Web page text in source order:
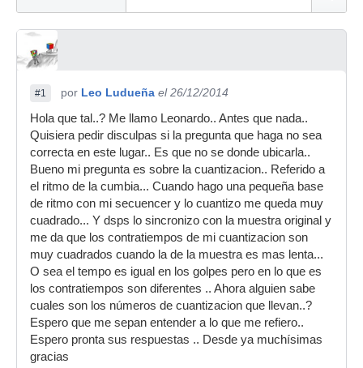
#1 por Leo Ludueña el 26/12/2014
Hola que tal..? Me llamo Leonardo.. Antes que nada..
Quisiera pedir disculpas si la pregunta que haga no sea
correcta en este lugar.. Es que no se donde ubicarla..
Bueno mi pregunta es sobre la cuantizacion.. Referido a
el ritmo de la cumbia... Cuando hago una pequeña base
de ritmo con mi secuencer y lo cuantizo me queda muy
cuadrado... Y dsps lo sincronizo con la muestra original y
me da que los contratiempos de mi cuantizacion son
muy cuadrados cuando la de la muestra es mas lenta...
O sea el tempo es igual en los golpes pero en lo que es
los contratiempos son diferentes .. Ahora alguien sabe
cuales son los números de cuantizacion que llevan..?
Espero que me sepan entender a lo que me refiero..
Espero pronta sus respuestas .. Desde ya muchísimas
gracias